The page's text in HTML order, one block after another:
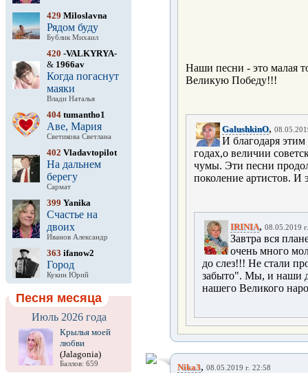
429 Miloslavna
Рядом буду
Бублик Михаил
420 -VALKYRYA-
& 1966av
Когда погаснут
маяки
Влади Наталья
404 tumantho1
Аве, Мария
Светикова Светлана
402 Vladavtopilot
На дальнем
берегу
Сармат
399 Yanika
Счастье на
двоих
Иванов Александр
363 ifanow2
Город
Кукин Юрий
Песня месяца
Июль 2026 года
Крылья моей
любви
(Jalagonia)
Баллов: 659
Наши песни - это малая
Великую Победу!!!
GalushkinO,
И благодаря
годах,о величии
чумы. Эти песни
поколение артистов. И
IRINIA, 08.05.2019
Завтра вся
очень много
до слез!!! Не стали
забыто". Мы, и наши
нашего Великого
Nika3, 08.05.2019 г. 22:58